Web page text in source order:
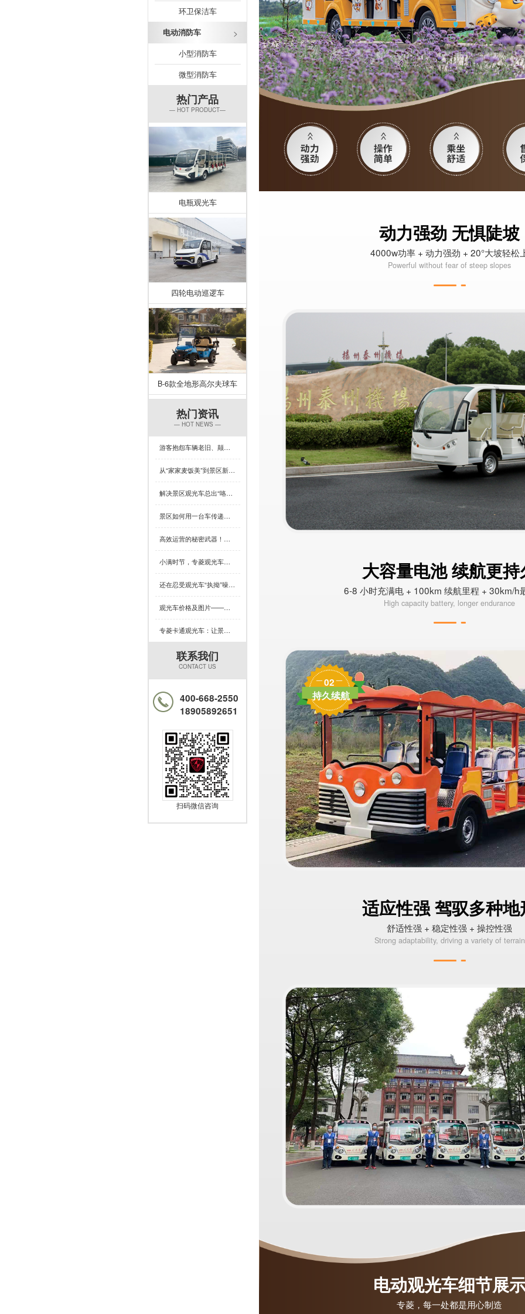
环卫保洁车
电动消防车
小型消防车
微型消防车
热门产品
— HOT PRODUCT—
电瓶观光车
四轮电动巡逻车
B-6款全地形高尔夫球车
热门资讯
— HOT NEWS —
游客抱怨车辆老旧、颠簸？一台让景区复购率飙升的观光车来了！
从“家家麦饭美”到景区新体验，芒种×专菱观光车藏着多少惊喜？
解决景区观光车总出“咯吱响”？竟然可以这样做
景区如何用一台车传递人文关怀？答案藏在专菱观光车的钣金工艺里
高效运营的秘密武器！专菱电动景区观光车赋能景区服务升级
小满时节，专菱观光车钣金品质引领出行新体验
还在忍受观光车“执拗”噪音？520解锁专菱黑科技，用整车焊接定义安全浪漫新体验
观光车价格及图片——绝大多数买家都吃了这个亏，您知道吗？
专菱卡通观光车：让景区游览充满童趣与欢乐的移动风景线（一）
联系我们
CONTACT US
400-668-2550
18905892651
扫码微信咨询
动力强劲 无惧陡坡
4000w功率 + 动力强劲 + 20°大坡轻松
Powerful without fear of steep slopes
大容量电池 续航更持
6-8 小时充满电 + 100km 续航里程 + 30km/h
High capacity battery, longer endurance
02
持久续航
适应性强 驾驭多种地
舒适性强 + 稳定性强 + 操控性强
Strong adaptability, driving a variety of terrain
电动观光车细节展
专菱，每一处都是用心制造